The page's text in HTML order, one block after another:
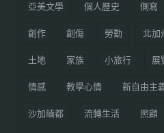
亞美文學 個人歷史 側寫
創作 創傷 勞動 北加
土地 家族 小旅行 展
情感 教學心情 新自由主
沙加緬都 流轉生活 照顧